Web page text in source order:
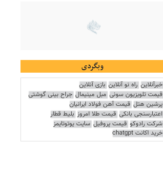
وبگردی
خبرآنلاین راه نو آنلاین بازی آنلاین
قیمت تلویزیون سونی مبل مینیمال جراح بینی گوشتی
پرشین هتل قیمت آهن فولاد ایرانیان
اعتبارسنجی بانکی قیمت طلا امروز بلیط قطار
شرکت رادوکو قیمت پروفیل سایت یوتوتایمز
خرید اکانت chatgpt